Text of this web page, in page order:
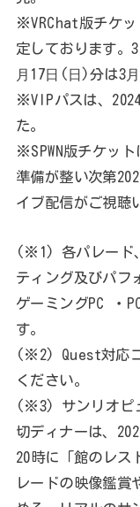
※VRChat版チケッ
定しております
⽉17⽇(⽇)分は3
※VIPパスは、
た。
※SPWN版チケッ
準備が整い次第
イブ配信がご視聴
(※1) 各パレード
ティング及びパフ
ゲーミングPC ・
す。
(※2) Quest対応コ
ください。
(※3) サンリオピ
切ディナーは、
20時に「館のレス
レードの映像鑑賞